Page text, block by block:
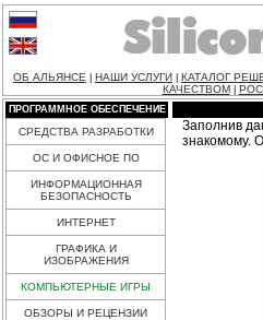
ОБ АЛЬЯНСЕ НАШИ УСЛУГИ КАТАЛОГ
КАЧЕСТВОМ
ПРОГРАММНОЕ ОБЕСПЕЧЕНИЕ
СРЕДСТВА РАЗРАБОТКИ
ОС И ОФИСНОЕ ПО
ИНФОРМАЦИОННАЯ
БЕЗОПАСНОСТЬ
ИНТЕРНЕТ
ГРАФИКА И
ИЗОБРАЖЕНИЯ
КОМПЬЮТЕРНЫЕ ИГРЫ
ОБЗОРЫ И РЕЦЕНЗИИ
Заполнив
знакомому.